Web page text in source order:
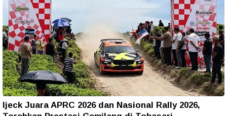
Ijeck Juara APRC 2026 dan Nasional Rally 2026,